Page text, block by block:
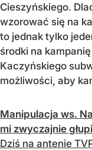
Cieszyńskiego.
wzorować się na
to jednak tylko
środki na
Kaczyńskiego
możliwości, aby
Manipulacja ws.
mi zwyczajnie
Dziś na antenie